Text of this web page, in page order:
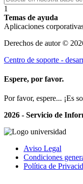
1
Temas de ayuda
Aplicaciones
Derechos de autor ©
Centro de soporte -
Espere, por favor.
Por favor, espere... ¡Es
2026 - Servicio de
Aviso Legal
Condiciones
Política de